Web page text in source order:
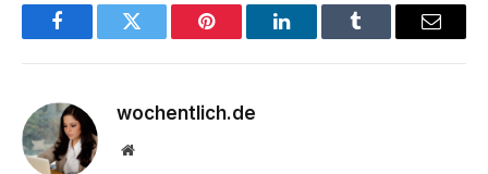
FacebookTwitter Pinterest LinkedInTumblr Email
wochentlich.de
Website